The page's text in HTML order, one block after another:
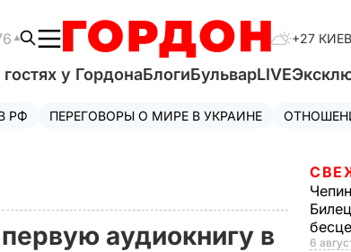
+27 КИЕВ
гостях у ГордонаБлогиБульварLIVE
РФ ПЕРЕГОВОРЫ О МИРЕ В УКРАИНЕ
аудиокнигу в
6